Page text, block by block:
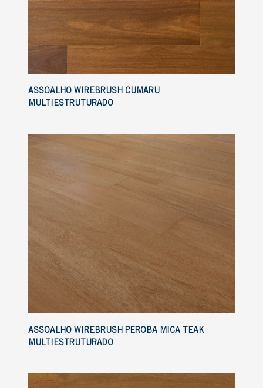
ASSOALHO WIREBRUSH CUMARU
MULTIESTRUTURADO
ASSOALHO WIREBRUSH PEROBA MICA TEAK
MULTIESTRUTURADO